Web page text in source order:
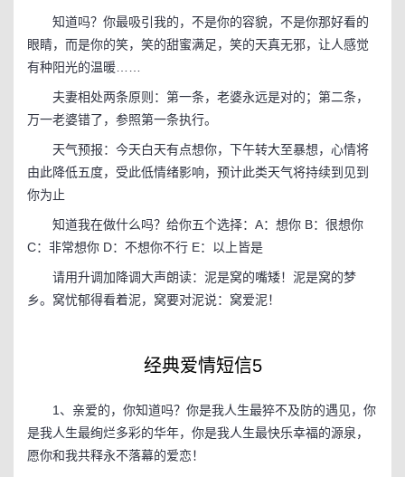
知道吗？你最吸引我的，不是你的容貌，不是你那好看的
眼睛，而是你的笑，笑的甜蜜满足，笑的天真无邪，让人感觉
有种阳光的温暖……
夫妻相处两条原则：第一条，老婆永远是对的；第二条，
万一老婆错了，参照第一条执行。
天气预报：今天白天有点想你，下午转大至暴想，心情将
由此降低五度，受此低情绪影响，预计此类天气将持续到见到
你为止
知道我在做什么吗？给你五个选择：A：想你 B：很想你
C：非常想你 D：不想你不行 E：以上皆是
请用升调加降调大声朗读：泥是窝的嘴矮！泥是窝的梦
乡。窝忧郁得看着泥，窝要对泥说：窝爱泥！
经典爱情短信5
1、亲爱的，你知道吗？你是我人生最猝不及防的遇见，你
是我人生最绚烂多彩的华年，你是我人生最快乐幸福的源泉，
愿你和我共释永不落幕的爱恋！